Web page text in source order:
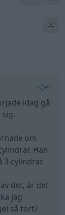
#1
idag gå
om
Han
3 cylindrar.
det, är det
jag
så fort?